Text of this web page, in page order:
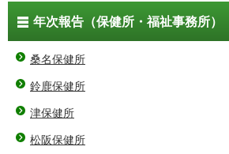
年次報告（保健所・福祉事務所）
桑名保健所
鈴鹿保健所
津保健所
松阪保健所